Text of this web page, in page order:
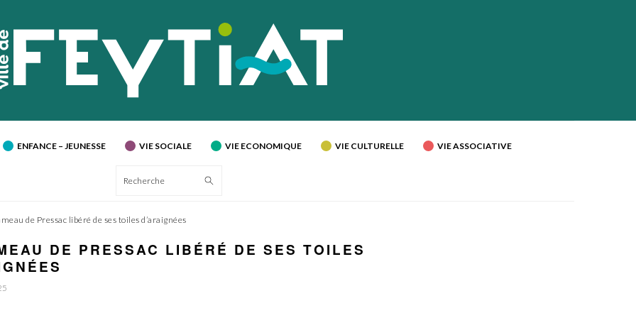
ENFANCE – JEUNESSE VIE SOCIALE VIE ECONOMIQUE VIE CULTURELLE VIE ASSOCIATIVE
Recherche
de Pressac libéré de ses toiles d’araignées
DE PRESSAC LIBÉRÉ DE SES TOILES